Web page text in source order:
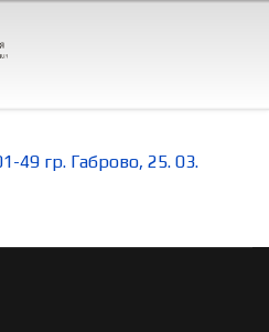
гр. Габрово, 25. 03.